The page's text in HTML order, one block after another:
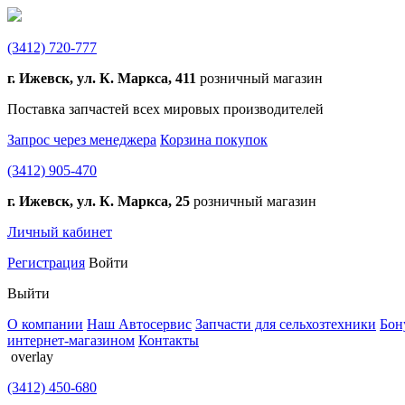
(3412) 720-777
г. Ижевск, ул. К. Маркса, 411 розничный магазин
Поставка запчастей всех мировых производителей
Запрос через менеджера Корзина покупок
(3412) 905-470
г. Ижевск, ул. К. Маркса, 25 розничный магазин
Личный кабинет
Регистрация Войти
Выйти
О компании Наш Автосервис Запчасти для сельхозтехники
интернет-магазином Контакты
overlay
(3412) 450-680